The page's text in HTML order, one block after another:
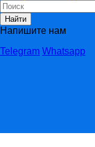
Найти
Напишите нам
Telegram Whatsapp